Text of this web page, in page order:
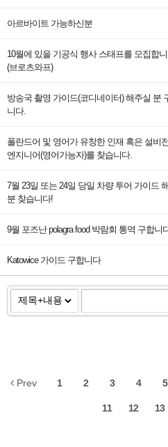
아르바이트 가능하신분
10월에 있을 기공식 행사 스태프를 모집합
(브로츠와프)
방송국 촬영 가이드(코디네이터) 해주실 분
니다.
폴란드어 및 영어가 유창한 인재 혹은 설비
엔지니어(영어가능자)를 찾습니다.
7월 23일 또는 24일 당일 차량 투어 가이드
분 찾습니다!
9월 포즈난 polagra food 박람회 통역 구합니
Katowice 가이드 구합니다
Prev 1 2 3 4 5
11 12 13